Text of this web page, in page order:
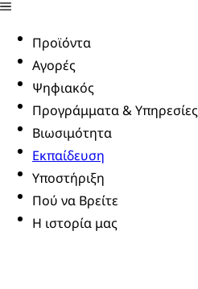
Προϊόντα
Αγορές
Ψηφιακός
Προγράμματα & Υπηρεσίες
Βιωσιμότητα
Εκπαίδευση
Υποστήριξη
Πού να Βρείτε
Η ιστορία μας